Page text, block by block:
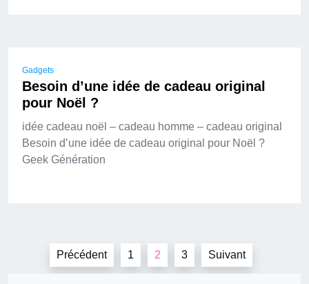
Gadgets
Besoin d’une idée de cadeau original
pour Noël ?
idée cadeau noël – cadeau homme – cadeau original
Besoin d’une idée de cadeau original pour Noël ?
Geek Génération
Pagination
publications
Précédent 1 2 3 Suivant